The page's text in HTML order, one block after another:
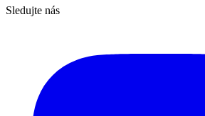
Sledujte nás